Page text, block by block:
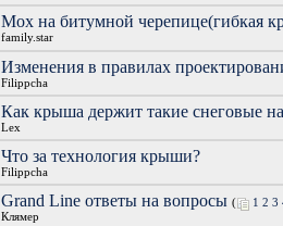
Мох на битумной черепице(гибкая
family.star
Изменения в правилах
Filippcha
Как крыша держит такие снеговые
Lex
Что за технология крыши?
Filippcha
Grand Line ответы на вопросы ( 1 2 3
Клямер